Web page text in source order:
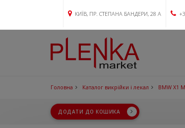
КИЇВ, ПР. СТЕПАНА БАНДЕРИ, 28 А
Головна Каталог викрійки і лекал BMW X1
ДОДАТИ ДО КОШИКА